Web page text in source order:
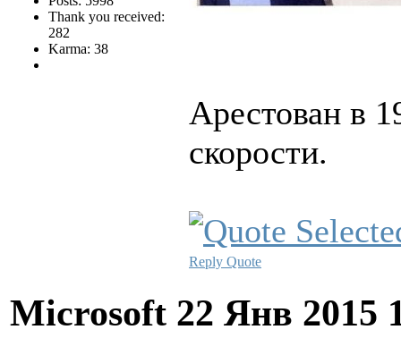
Thank you received:
282
Karma: 38
Арестован в
скорости.
Reply Quote
Microsoft 22 Янв 2015